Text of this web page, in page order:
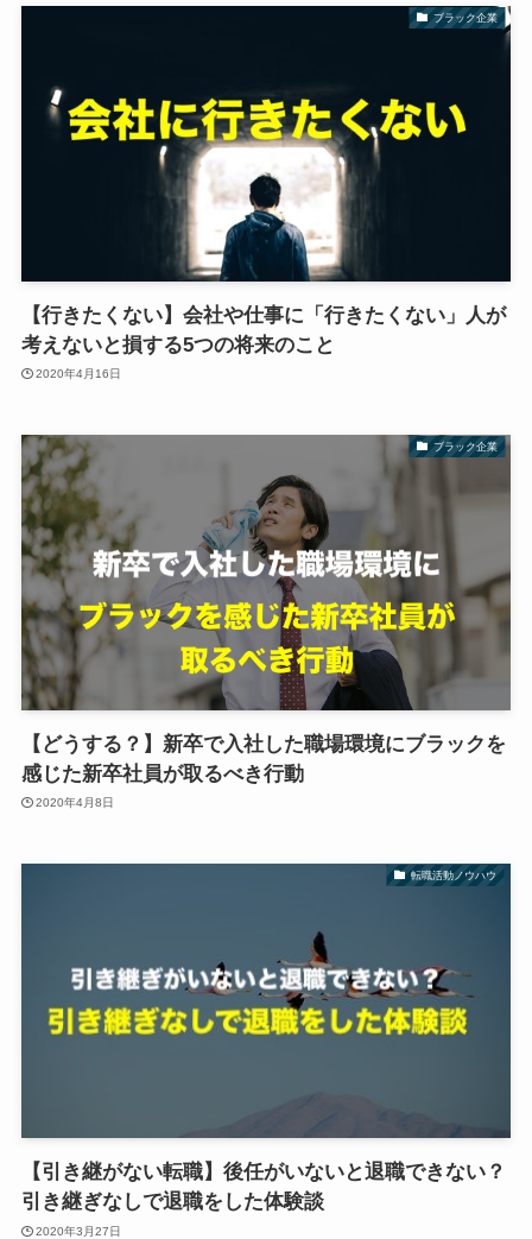
ブラック企業
【行きたくない】会社や仕事に「行きたくない」人が
考えないと損する5つの将来のこと
2020年4月16日
ブラック企業
【どうする？】新卒で入社した職場環境にブラックを
感じた新卒社員が取るべき行動
2020年4月8日
転職活動ノウハウ
【引き継がない転職】後任がいないと退職できない？
引き継ぎなしで退職をした体験談
2020年3月27日